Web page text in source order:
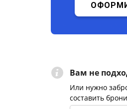
Вам не
Или нужно
составить